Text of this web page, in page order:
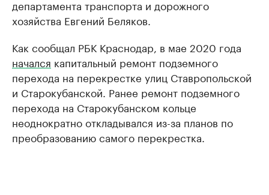
департамента транспорта и дорожного
хозяйства Евгений Беляков.
Как сообщал РБК Краснодар, в мае 2020 года
начался капитальный ремонт подземного
перехода на перекрестке улиц Ставропольской
и Старокубанской. Ранее ремонт подземного
перехода на Старокубанском кольце
неоднократно откладывался из-за планов по
преобразованию самого перекрестка.